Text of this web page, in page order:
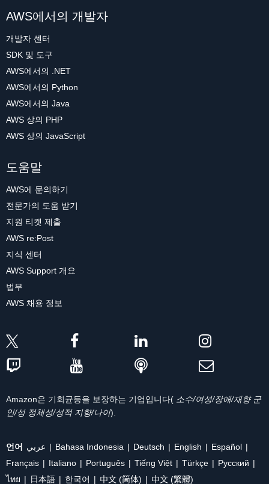
AWS에서의 개발자
개발자 센터
SDK 및 도구
AWS에서의 .NET
AWS에서의 Python
AWS에서의 Java
AWS 상의 PHP
AWS 상의 JavaScript
도움말
AWS에 문의하기
전문가의 도움 받기
지원 티켓 제출
AWS re:Post
지식 센터
AWS Support 개요
법무
AWS 채용 정보
Amazon은 기회균등을 보장하는 기업입니다( 소수/여성/장애/재향 군
인/성 정체성/성적 지향/나이).
언어 عربي Bahasa Indonesia Deutsch English
Español
Français
Italiano Português Tiếng Việt Türkçe
Ρусский
ไทย
日本語 한국어 中文 (简体) 中文 (繁體)